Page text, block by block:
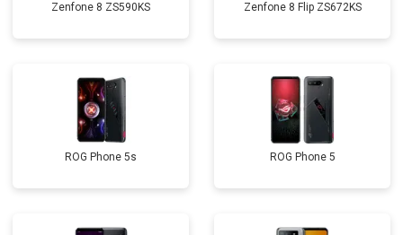
Zenfone 8 ZS590KS Zenfone 8 Flip ZS672KS
ROG Phone 5s ROG Phone 5